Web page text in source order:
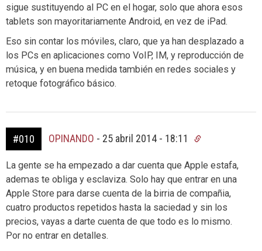
sigue sustituyendo al PC en el hogar, solo que ahora esos
tablets son mayoritariamente Android, en vez de iPad.
Eso sin contar los móviles, claro, que ya han desplazado a
los PCs en aplicaciones como VoIP, IM, y reproducción de
música, y en buena medida también en redes sociales y
retoque fotográfico básico.
#010 OPINANDO - 25 abril 2014 - 18:11
La gente se ha empezado a dar cuenta que Apple estafa,
ademas te obliga y esclaviza. Solo hay que entrar en una
Apple Store para darse cuenta de la birria de compañia,
cuatro productos repetidos hasta la saciedad y sin los
precios, vayas a darte cuenta de que todo es lo mismo.
Por no entrar en detalles.